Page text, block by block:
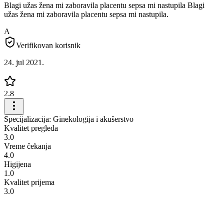
Blagi užas žena mi zaboravila placentu sepsa mi nastupila Blagi
užas žena mi zaboravila placentu sepsa mi nastupila.
A
Verifikovan korisnik
24. jul 2021.
2.8
Specijalizacija: Ginekologija i akušerstvo
Kvalitet pregleda
3.0
Vreme čekanja
4.0
Higijena
1.0
Kvalitet prijema
3.0